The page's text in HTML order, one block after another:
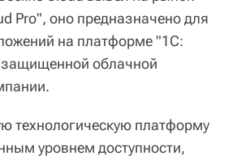
Pro", оно предназначено для
на платформе "1С:
защищенной облачной
технологическую платформу
уровнем доступности,